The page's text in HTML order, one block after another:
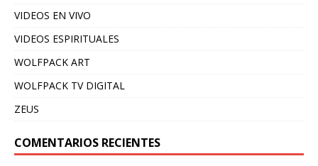
VIDEOS EN VIVO
VIDEOS ESPIRITUALES
WOLFPACK ART
WOLFPACK TV DIGITAL
ZEUS
COMENTARIOS RECIENTES